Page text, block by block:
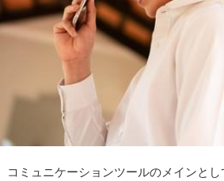
コミュニケーションツールのメインと